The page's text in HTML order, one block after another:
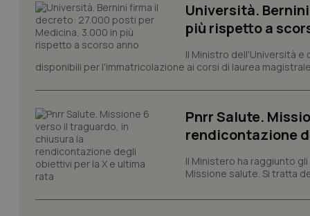
Università.
più rispetto a
Il Ministro dell'Università e
disponibili per l'immatricolazione ai corsi di laurea
Pnrr Salute.
rendicontazione
Il Ministero ha raggiunto
Missione salute. Si tratta
tracking-sites-
tracking-enable
tracking-sites-
_ga